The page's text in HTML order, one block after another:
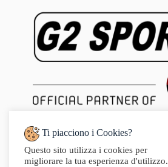
Indirizzo:
Ti piacciono i Cookies?
Questo sito utilizza i cookies per
migliorare la tua esperienza d'utilizzo.